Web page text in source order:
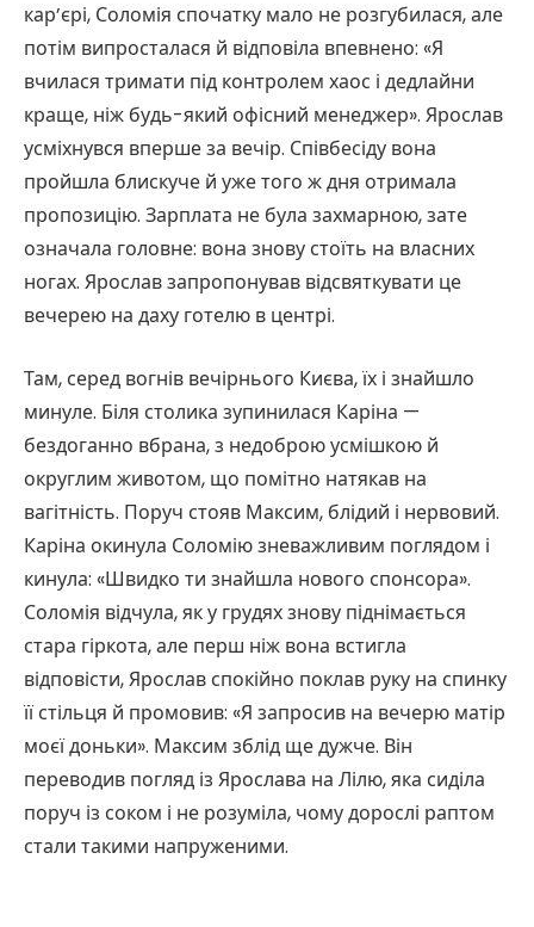
кар’єрі, Соломія спочатку мало не розгубилася, але
потім випросталася й відповіла впевнено: «Я
вчилася тримати під контролем хаос і дедлайни
краще, ніж будь-який офісний менеджер». Ярослав
усміхнувся вперше за вечір. Співбесіду вона
пройшла блискуче й уже того ж дня отримала
пропозицію. Зарплата не була захмарною, зате
означала головне: вона знову стоїть на власних
ногах. Ярослав запропонував відсвяткувати це
вечерею на даху готелю в центрі.
Там, серед вогнів вечірнього Києва, їх і знайшло
минуле. Біля столика зупинилася Каріна —
бездоганно вбрана, з недоброю усмішкою й
округлим животом, що помітно натякав на
вагітність. Поруч стояв Максим, блідий і нервовий.
Каріна окинула Соломію зневажливим поглядом і
кинула: «Швидко ти знайшла нового спонсора».
Соломія відчула, як у грудях знову піднімається
стара гіркота, але перш ніж вона встигла
відповісти, Ярослав спокійно поклав руку на спинку
її стільця й промовив: «Я запросив на вечерю матір
моєї доньки». Максим зблід ще дужче. Він
переводив погляд із Ярослава на Лілю, яка сиділа
поруч із соком і не розуміла, чому дорослі раптом
стали такими напруженими.